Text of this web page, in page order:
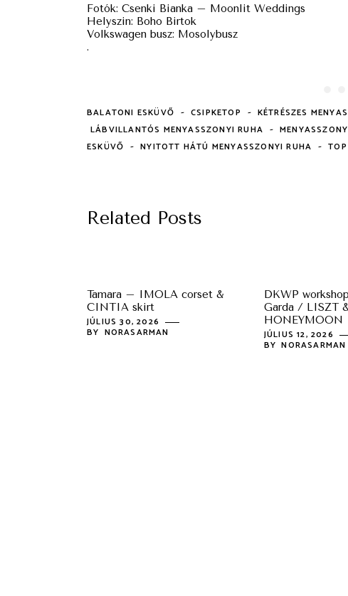
Fotók: Csenki Bianka – Moonlit Weddings
Helyszin: Boho Birtok
Volkswagen busz: Mosolybusz
.
BALATONI ESKÜVŐ - CSIPKETOP - KÉTRÉSZES
LÁBVILLANTÓS MENYASSZONYI RUHA -
ESKÜVŐ - NYITOTT HÁTÚ MENYASSZONYI RUHA -
Related Posts
Tamara – IMOLA corset &
CINTIA skirt
JÚLIUS 30, 2026
BY NORASARMAN
DKWP
Garda / LISZT
HONEYMOON
JÚLIUS 12, 2026
BY NORASARMAN